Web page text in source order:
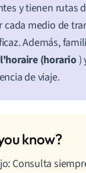
y tienen rutas
cada medio de
Además,
l'horaire (horario)
de viaje.
Consulta